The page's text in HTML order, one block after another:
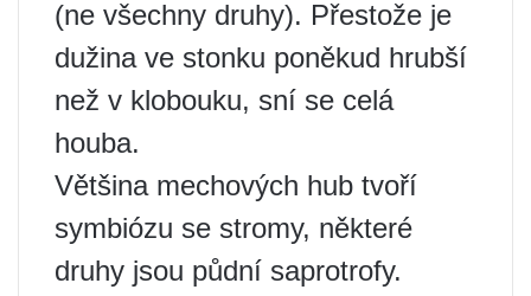
(ne všechny druhy). Přestože je
dužina ve stonku poněkud hrubší
než v klobouku, sní se celá
houba.
Většina mechových hub tvoří
symbiózu se stromy, některé
druhy jsou půdní saprotrofy.